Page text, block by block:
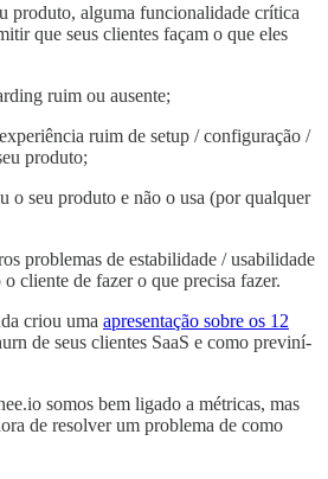
produto, alguma funcionalidade crítica
que seus clientes façam o que eles
ruim ou ausente;
ruim de setup / configuração /
produto;
o seu produto e não o usa (por qualquer
problemas de estabilidade / usabilidade
cliente de fazer o que precisa fazer.
criou uma apresentação sobre os 12
de seus clientes SaaS e como previní-
somos bem ligado a métricas, mas
de resolver um problema de como